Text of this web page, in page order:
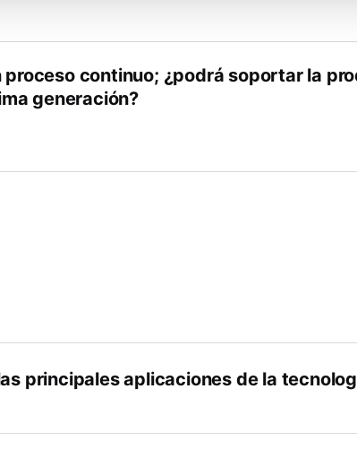
proceso continuo; ¿podrá soportar la
generación?
principales aplicaciones de la